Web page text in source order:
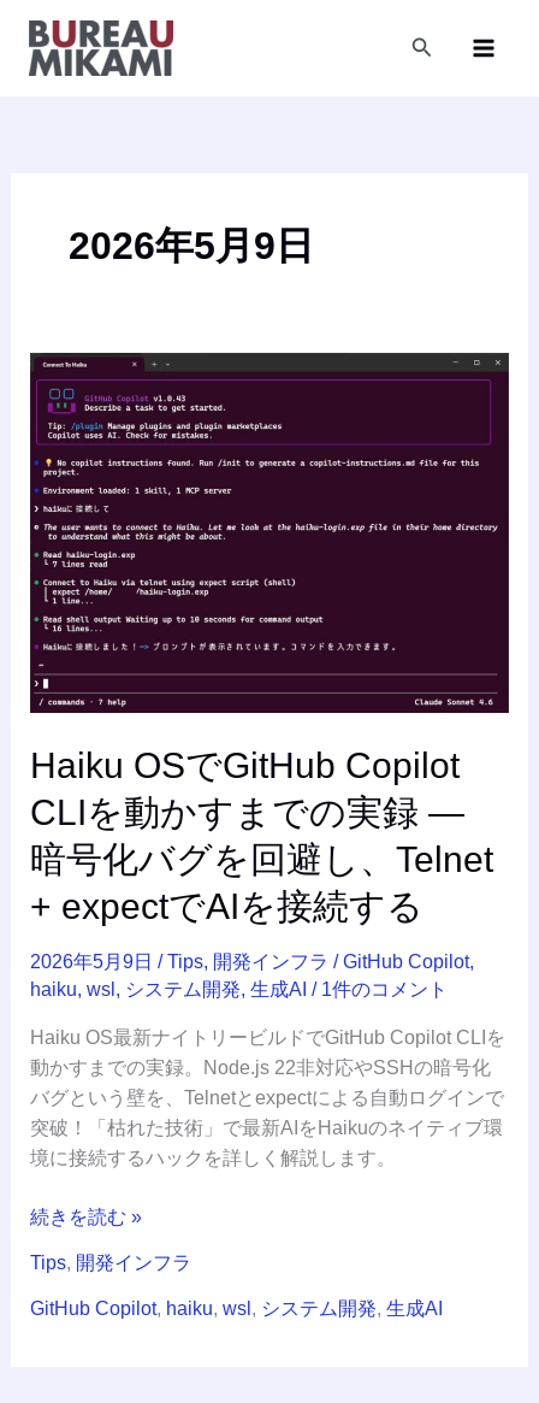
検
2026年5月9日
Haiku OSでGitHub Copilot
CLIを動かすまでの実録 —
暗号化バグを回避し、Telnet
+ expectでAIを接続する
2026年5月9日 /Tips, 開発インフラ /GitHub Copilot,
haiku, wsl , システム開発, 生成AI / 1件のコメント
Haiku OS最新ナイトリービルドでGitHub Copilot CLIを
動かすまでの実録。Node.js 22非対応やSSHの暗号化
バグという壁を、Telnetとexpectによる自動ログインで
突破！「枯れた技術」で最新AIをHaikuのネイティブ環
境に接続するハックを詳しく解説します。
Haiku
OS
GitHub
Copilot
CLI
を
動
か
ま
で
実
—
暗
号
化
グ
を
回
避
し、
Telnet
+
で
を
接
続きを読む »
Tips, 開発インフラ
GitHub Copilot, haiku, wsl , システム開発, 生成AI